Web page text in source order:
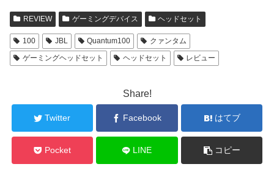
REVIEW ゲーミングデバイス ヘッドセット
100 JBL Quantum100
クァンタム
ゲーミングヘッドセット
ヘッドセット レビュー
Share!
Twitter Facebook はてブ
Pocket LINE コピー